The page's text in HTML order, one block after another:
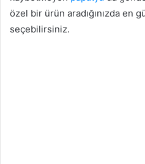
özel bir ürün aradığınızda en
seçebilirsiniz.